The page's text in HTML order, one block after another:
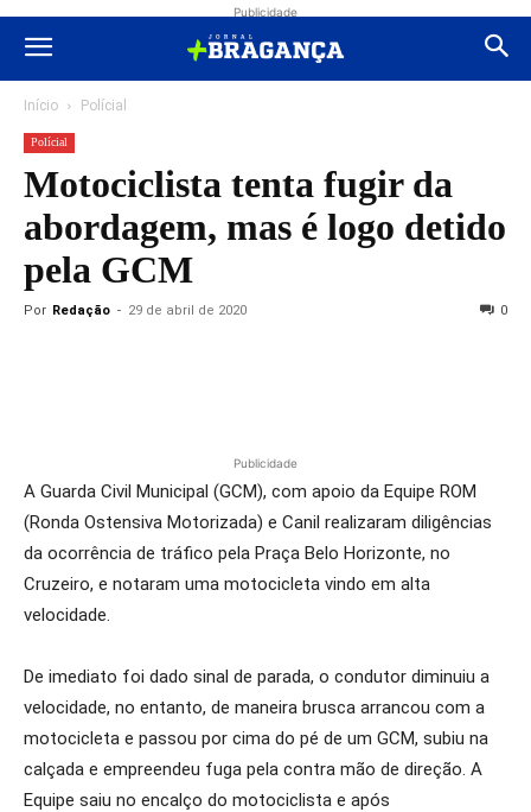
Publicidade
Início Polícial
Polícial
Motociclista tenta fugir da
abordagem, mas é logo detido
pela GCM
Por Redação - 29 de abril de 2020 0
Publicidade
A Guarda Civil Municipal (GCM), com apoio da Equipe ROM
(Ronda Ostensiva Motorizada) e Canil realizaram diligências
da ocorrência de tráfico pela Praça Belo Horizonte, no
Cruzeiro, e notaram uma motocicleta vindo em alta
velocidade.
De imediato foi dado sinal de parada, o condutor diminuiu a
velocidade, no entanto, de maneira brusca arrancou com a
motocicleta e passou por cima do pé de um GCM, subiu na
calçada e empreendeu fuga pela contra mão de direção. A
Equipe saiu no encalço do motociclista e após